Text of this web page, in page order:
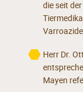
die seit
Herr Dr.
Mayen